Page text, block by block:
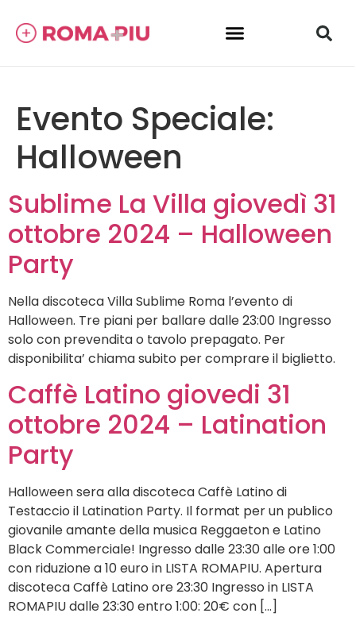
Evento Speciale:
Halloween
Sublime La Villa giovedì 31
ottobre 2024 – Halloween
Party
Nella discoteca Villa Sublime Roma l’evento di
Halloween. Tre piani per ballare dalle 23:00 Ingresso
solo con prevendita o tavolo prepagato. Per
disponibilita’ chiama subito per comprare il biglietto.
Caffè Latino giovedi 31
ottobre 2024 – Latination
Party
Halloween sera alla discoteca Caffè Latino di
Testaccio il Latination Party. Il format per un publico
giovanile amante della musica Reggaeton e Latino
Black Commerciale! Ingresso dalle 23:30 alle ore 1:00
con riduzione a 10 euro in LISTA ROMAPIU. Apertura
discoteca Caffè Latino ore 23:30 Ingresso in LISTA
ROMAPIU dalle 23:30 entro 1:00: 20€ con […]